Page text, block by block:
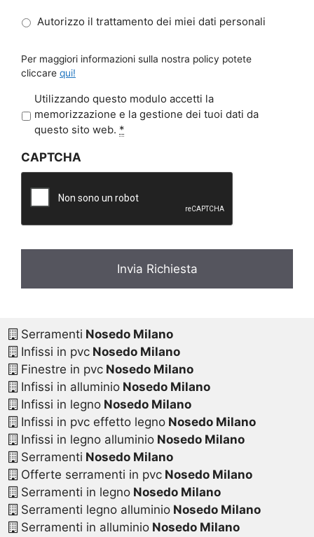
Autorizzo il trattamento dei miei dati personali
Per maggiori informazioni sulla nostra policy potete
cliccare qui!
r
a
c
*
Utilizzando questo modulo accetti la
memorizzazione e la gestione dei tuoi dati da
questo sito web. *
CAPTCHA
Serramenti Nosedo Milano
Infissi in pvcNosedo Milano
Finestre in pvcNosedo Milano
Infissi in alluminioNosedo Milano
Infissi in legnoNosedo Milano
Infissi in pvc effetto legnoNosedo Milano
Infissi in legno alluminioNosedo Milano
Serramenti Nosedo Milano
Offerte serramenti in pvcNosedo Milano
Serramenti in legnoNosedo Milano
Serramenti legno alluminioNosedo Milano
Serramenti in alluminioNosedo Milano